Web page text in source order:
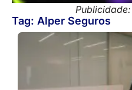
Tag: Alper Seguros